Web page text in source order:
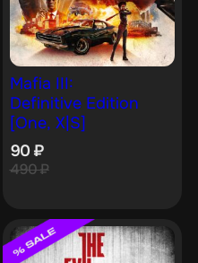
Mafia III:
Definitive Edition
[One, X|S]
90₽
490₽